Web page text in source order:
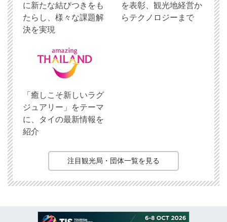
に新たな結びつきをも
たらし、様々な課題解
決を実現
を表彰、観光地経営か
らテクノロジーまで
「癒しこそ新しいラグ
ジュアリー」をテーマ
に、タイの最新情報を
紹介
注目観光局・団体一覧を見る